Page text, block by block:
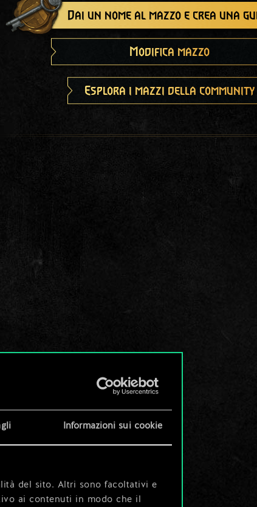
Informazioni sui cookie
del sito. Altri sono facoltativi e
ai contenuti in modo che il
Dai un nome al mazzo e crea una
Modifica mazzo
Esplora i mazzi della community